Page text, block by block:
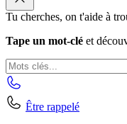
Tu cherches, on t'aide à
Tape un mot-clé et
Être rappelé